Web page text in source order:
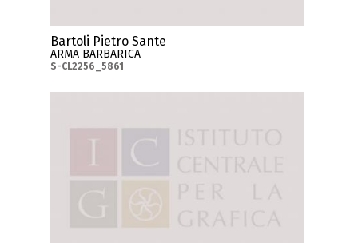
Bartoli Pietro Sante
ARMA BARBARICA
S-CL2256_5861